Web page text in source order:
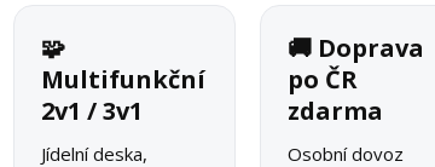
🧩
Multifunkční
2v1 / 3v1
Jídelní deska,
🚚 Doprava
po ČR
zdarma
Osobní dovoz